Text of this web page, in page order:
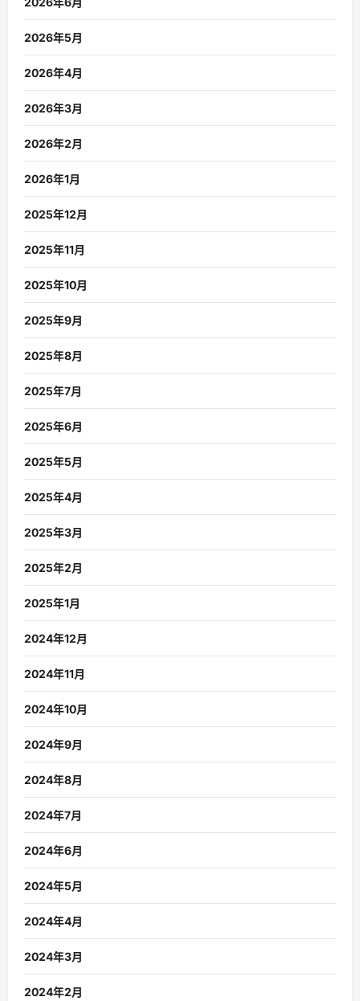
2026年5月
2026年4月
2026年3月
2026年2月
2026年1月
2025年12月
2025年11月
2025年10月
2025年9月
2025年8月
2025年7月
2025年6月
2025年5月
2025年4月
2025年3月
2025年2月
2025年1月
2024年12月
2024年11月
2024年10月
2024年9月
2024年8月
2024年7月
2024年6月
2024年5月
2024年4月
2024年3月
2024年2月